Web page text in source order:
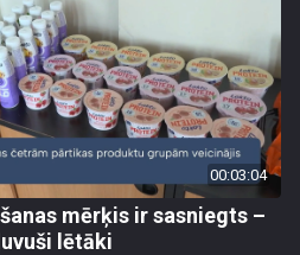
00:03:04
mērķis ir sasniegts –
lētāki